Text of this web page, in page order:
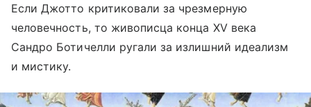
Если Джотто критиковали за чрезмерную
человечность, то живописца конца XV века
Сандро Ботичелли ругали за излишний идеализм
и мистику.